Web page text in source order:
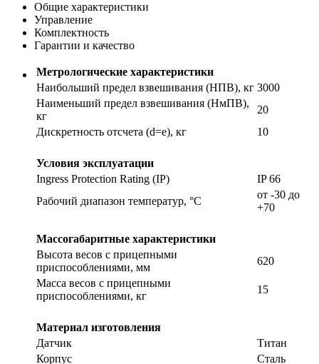
Общие характеристики
Управление
Комплектность
Гарантии и качество
Метрологические характеристики
Наибольший предел взвешивания (НПВ), кг 3000
Наименьший предел взвешивания (НмПВ),
кг
20
Дискретность отсчета (d=е), кг
10
Условия эксплуатации
Ingress Protection Rating (IP)
IP 66
Рабочий диапазон температур, °С
от -30 до
+70
Массогабаритные характеристики
Высота весов с прицепными
приспособлениями, мм
620
Масса весов с прицепными
приспособлениями, кг
15
Материал изготовления
Датчик
Титан
Корпус
Сталь